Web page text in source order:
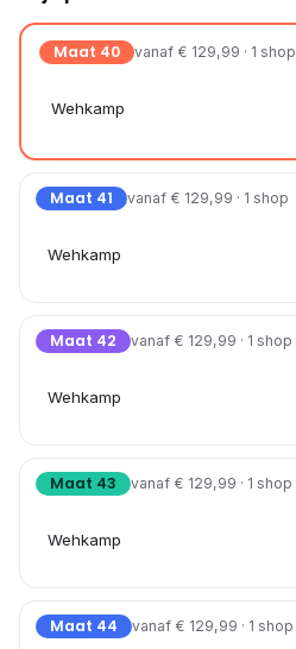
Maat 40 vanaf € 129,99 · 1 shop
Wehkamp
Maat 41 vanaf € 129,99 · 1 shop
Wehkamp
Maat 42 vanaf € 129,99 · 1 shop
Wehkamp
Maat 43 vanaf € 129,99 · 1 shop
Wehkamp
Maat 44 vanaf € 129,99 · 1 shop